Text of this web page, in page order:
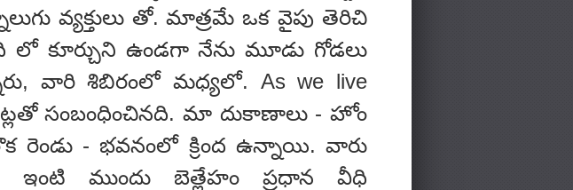
వ్యక్తులు తో. మాత్రమే ఒక వైపు తెరిచి
లో కూర్చుని ఉండగా నేను మూడు గోడలు
వారి శిబిరంలో మధ్యలో. As we live
సంబంధించినది. మా దుకాణాలు - హోం
రెండు - భవనంలో క్రింద ఉన్నాయి. వారు
ముందు బెత్లేహం ప్రధాన వీధి